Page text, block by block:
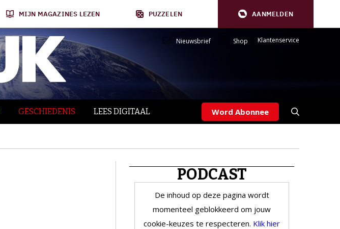
MIJN MAGAZINES LEZEN PUZZELEN AANMELDEN
Nieuwsbrief Shop Klantenservice
GESCHIEDENIS LEES DIGITAAL Word Abonnee
PODCAST
De inhoud op deze pagina wordt
momenteel geblokkeerd om jouw
cookie-keuzes te respecteren. Klik hier